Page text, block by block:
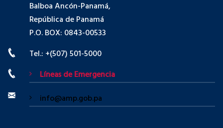
Balboa Ancón-Panamá,
República de Panamá
P.O. BOX: 0843-00533
Tel.: +(507) 501-5000
Líneas de Emergencia
info@amp.gob.pa